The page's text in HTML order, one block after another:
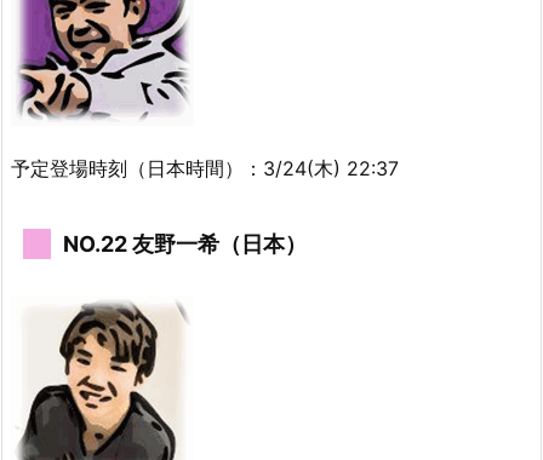
予定登場時刻（日本時間）：3/24(木) 22:37
NO.22 友野一希（日本）